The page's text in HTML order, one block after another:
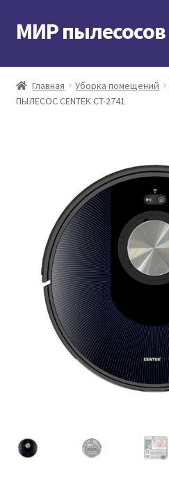
Перейти
к
Перейти
к
МИР пылесосов
Главная
Мой аккаунт
Главная Уборка помещений
ПЫЛЕСОС CENTEK CT-2741